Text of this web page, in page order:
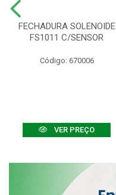
FECHADURA SOLENOIDE
FS1011 C/SENSOR
Código: 670006
VER PREÇO